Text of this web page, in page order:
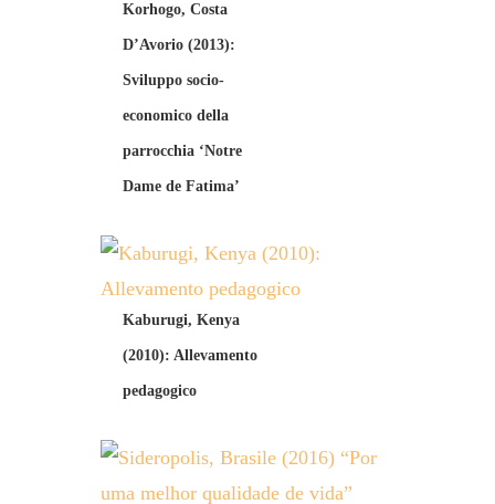
Korhogo, Costa
D’Avorio (2013):
Sviluppo socio-
economico della
parrocchia ‘Notre
Dame de Fatima’
Kaburugi, Kenya
(2010): Allevamento
pedagogico